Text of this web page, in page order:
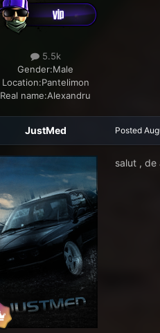
5.5k
Gender:Male
Location:Pantelimon
Real name:Alexandru
JustMed Posted
salut , de